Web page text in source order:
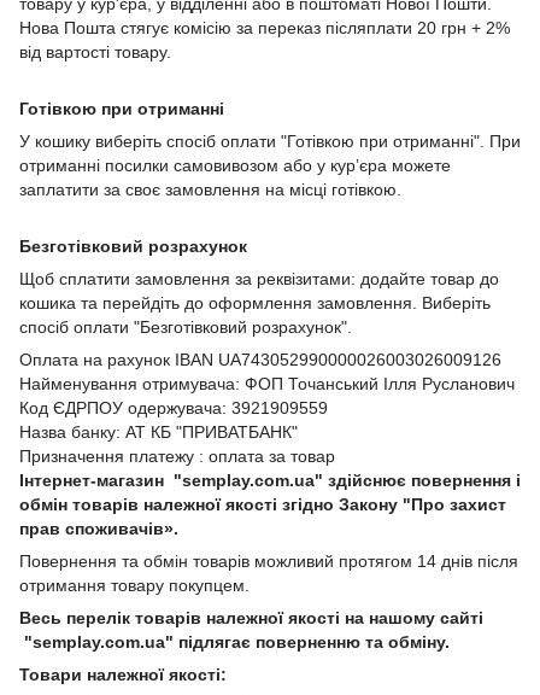
Нова Пошта стягує комісію за переказ післяплати 20 грн + 2%
від вартості товару.
Готівкою при отриманні
У кошику виберіть спосіб оплати "Готівкою при отриманні". При
отриманні посилки самовивозом або у кур’єра можете
заплатити за своє замовлення на місці готівкою.
Безготівковий розрахунок
Щоб сплатити замовлення за реквізитами: додайте товар до
кошика та перейдіть до оформлення замовлення. Виберіть
спосіб оплати "Безготівковий розрахунок".
Оплата на рахунок IBAN UA743052990000026003026009126
Найменування отримувача: ФОП Точанський Ілля Русланович
Код ЄДРПОУ одержувача: 3921909559
Назва банку: АТ КБ "ПРИВАТБАНК"
Призначення платежу : оплата за товар
Інтернет-магазин "semplay.com.ua" здійснює повернення і
обмін товарів належної якості згідно Закону "Про захист
прав споживачів».
Повернення та обмін товарів можливий протягом 14 днів після
отримання товару покупцем.
Весь перелік товарів належної якості на нашому сайті
"semplay.com.ua" підлягає поверненню та обміну.
Товари належної якості: